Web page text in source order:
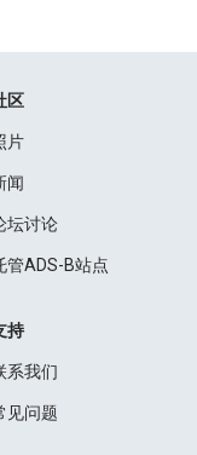
区
片
闻
坛讨论
管ADS-B站点
持
系我们
见问题